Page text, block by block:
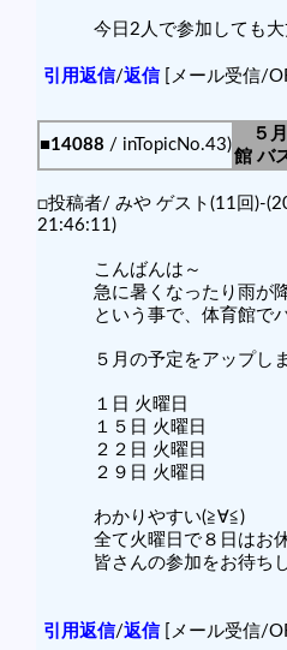
今日2人で参加しても大
引用返信/返信[メール受信/
■14088 / inTopicNo.43)
５
館 バ
□投稿者/ みや ゲスト(11回)-
21:46:11)
こんばんは～
急に暑くなったり雨が
という事で、体育館で
５月の予定をアップし
１日 火曜日
１５日 火曜日
２２日 火曜日
２９日 火曜日
わかりやすい(≧∀≦)
全て火曜日で８日はお
皆さんの参加をお待ち
引用返信/返信[メール受信/